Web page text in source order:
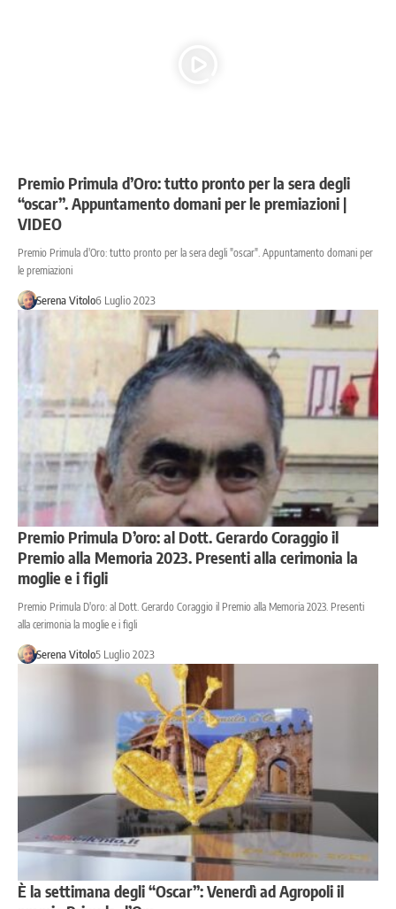
Premio Primula d’Oro: tutto pronto per la sera degli
“oscar”. Appuntamento domani per le premiazioni |
VIDEO
Premio Primula d'Oro: tutto pronto per la sera degli "oscar". Appuntamento domani per
le premiazioni
Serena Vitolo6 Luglio 2023
Premio Primula D’oro: al Dott. Gerardo Coraggio il
Premio alla Memoria 2023. Presenti alla cerimonia la
moglie e i figli
Premio Primula D'oro: al Dott. Gerardo Coraggio il Premio alla Memoria 2023. Presenti
alla cerimonia la moglie e i figli
Serena Vitolo5 Luglio 2023
È la settimana degli “Oscar”: Venerdì ad Agropoli il